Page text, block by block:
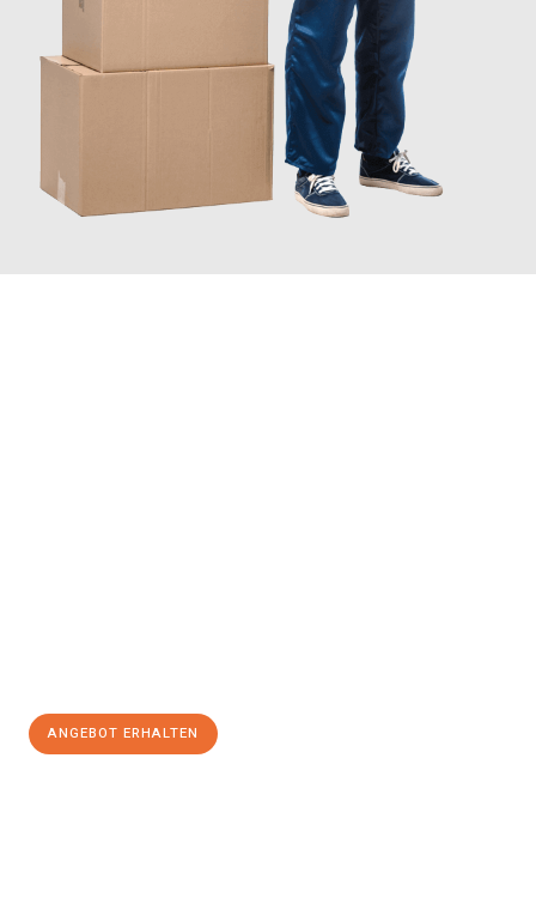
ANGEBOT ERHALTEN